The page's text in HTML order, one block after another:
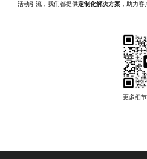
活动引流，我们都提供定制化解决方案 ，助力